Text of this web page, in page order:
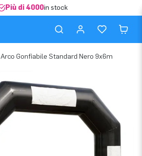
Più di 4000in stock
Arco Gonfiabile Standard Nero 9x6m